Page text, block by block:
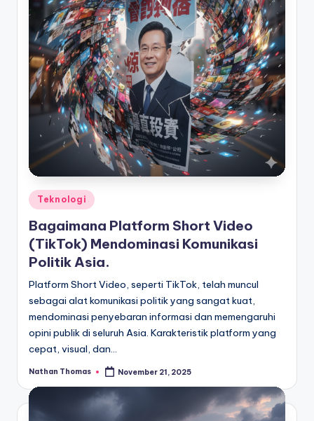
Posted
in
Teknologi
Bagaimana Platform Short Video
(TikTok) Mendominasi Komunikasi
Politik Asia.
Platform Short Video, seperti TikTok, telah muncul
sebagai alat komunikasi politik yang sangat kuat,
mendominasi penyebaran informasi dan memengaruhi
opini publik di seluruh Asia. Karakteristik platform yang
cepat, visual, dan…
Posted
Nathan Thomas November 21, 2025